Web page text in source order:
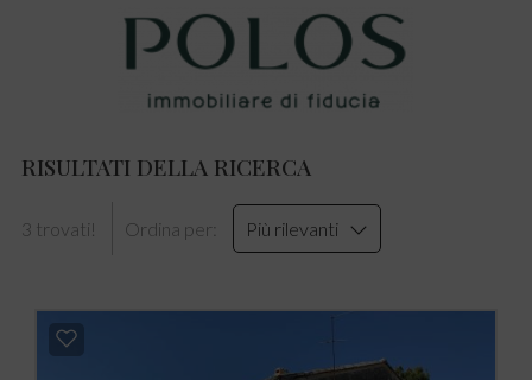
RISULTATI DELLA RICERCA
3 trovati! Ordina per: Più rilevanti